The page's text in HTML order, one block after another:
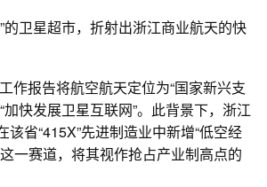
卫星超市，折射出浙江商业航天的快
报告将航空航天定位为“国家新兴支
加快发展卫星互联网”。此背景下，浙江
该省“415X”先进制造业中新增“低空经
一赛道，将其视作抢占产业制高点的